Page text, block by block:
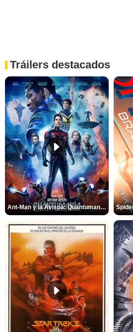
Tráilers destacados
Ant-Man y la Avispa: Quantumanía Tráiler (2)